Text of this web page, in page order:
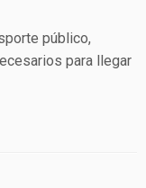
público,
para llegar